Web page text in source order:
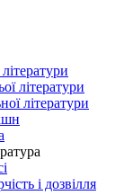
літератури
літератури
і дозвілля